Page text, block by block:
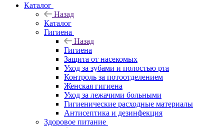
Каталог
Назад
Каталог
Гигиена
Назад
Гигиена
Защита от насекомых
Уход за зубами и полостью рта
Контроль за потоотделением
Женская гигиена
Уход за лежачими больными
Гигиенические расходные материалы
Антисептика и дезинфекция
Здоровое питание